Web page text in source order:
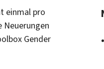
einmal pro
Gender